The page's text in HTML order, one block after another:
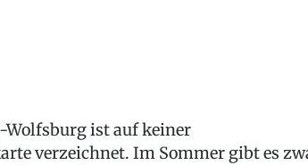
Wolfsburg ist auf keiner
verzeichnet. Im Sommer gibt es